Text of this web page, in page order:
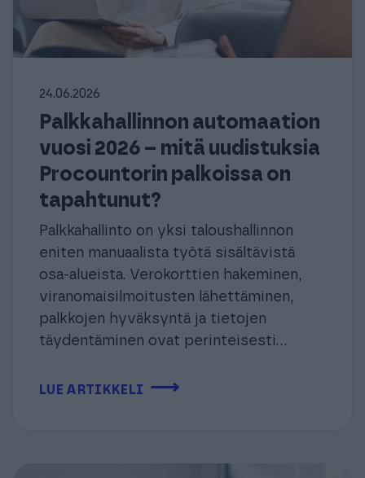
24.06.2026
Palkkahallinnon automaation
vuosi 2026 – mitä uudistuksia
Procountorin palkoissa on
tapahtunut?
Palkkahallinto on yksi taloushallinnon
eniten manuaalista työtä sisältävistä
osa-alueista. Verokorttien hakeminen,
viranomaisilmoitusten lähettäminen,
palkkojen hyväksyntä ja tietojen
täydentäminen ovat perinteisesti...
LUE ARTIKKELI ⟶